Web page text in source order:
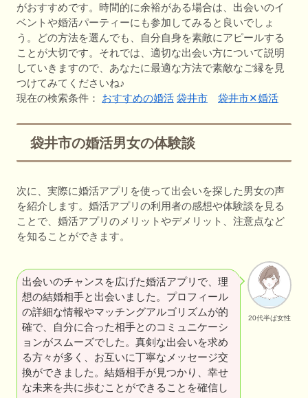
がおすすめです。時間的に余裕がある場合は、出会いのイ
ベントや婚活パーティーにも参加してみると良いでしょ
う。どの方法を選んでも、自分自身を素敵にアピールする
ことが大切です。それでは、適切な出会い方について説明
していきますので、あなたに最適な方法で素敵なご縁を見
つけてみてくださいね♪
現在の検索条件： おすすめの婚活 袋井市 袋井市✕婚活
袋井市の婚活男女の体験談
次に、実際に婚活アプリを使って出会いを探した男女の声
を紹介します。婚活アプリの利用者の感想や体験談を見る
ことで、婚活アプリのメリットやデメリット、注意点など
を知ることができます。
20代半ば女性
出会いのチャンスを広げた婚活アプリで、理
想の結婚相手と出会いました。プロフィール
の詳細な情報やマッチングアルゴリズムが的
確で、自分に合った相手とのコミュニケーシ
ョンがスムーズでした。真剣な出会いを求め
る方々が多く、お互いに丁寧なメッセージ交
換ができました。結婚相手が見つかり、幸せ
な未来を共に歩むことができることを確信し